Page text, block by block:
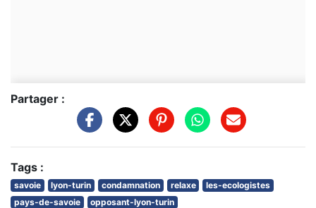
Partager :
Tags :
savoie lyon-turin condamnation relaxe
les-ecologistes
pays-de-savoie
opposant-lyon-turin